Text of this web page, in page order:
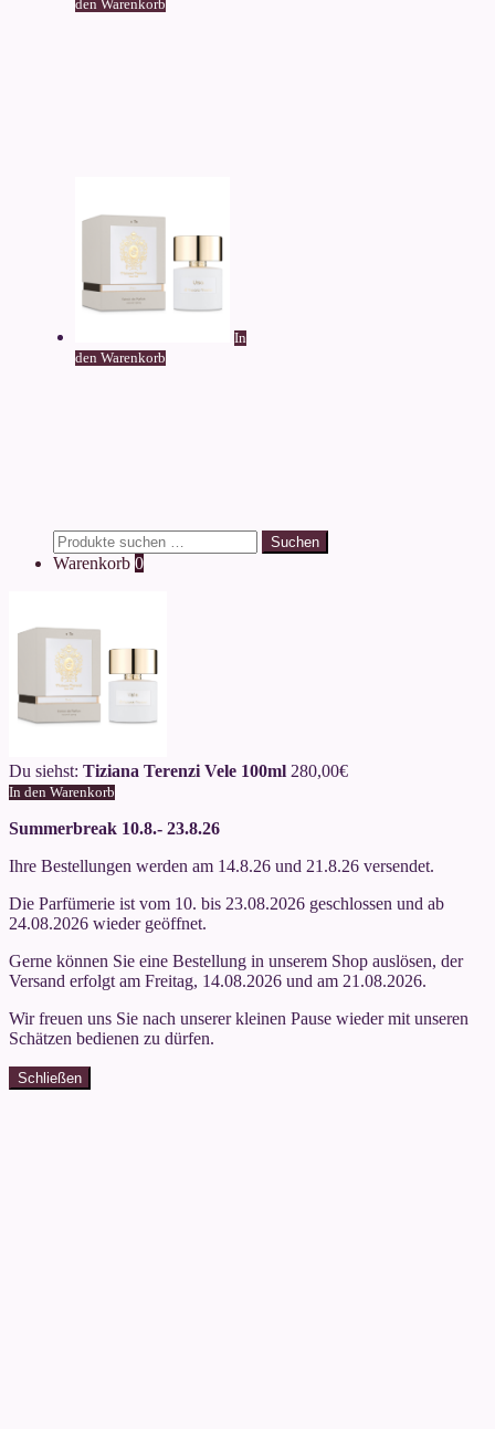
den Warenkorb
In
den Warenkorb
Suchen
nach:
Suchen
Warenkorb 0
Du siehst: Tiziana Terenzi Vele 100ml 280,00€
In den Warenkorb
Summerbreak 10.8.- 23.8.26
Ihre Bestellungen werden am 14.8.26 und 21.8.26 versendet.
Die Parfümerie ist vom 10. bis 23.08.2026 geschlossen und ab
24.08.2026 wieder geöffnet.
Gerne können Sie eine Bestellung in unserem Shop auslösen, der
Versand erfolgt am Freitag, 14.08.2026 und am 21.08.2026.
Wir freuen uns Sie nach unserer kleinen Pause wieder mit unseren
Schätzen bedienen zu dürfen.
Schließen